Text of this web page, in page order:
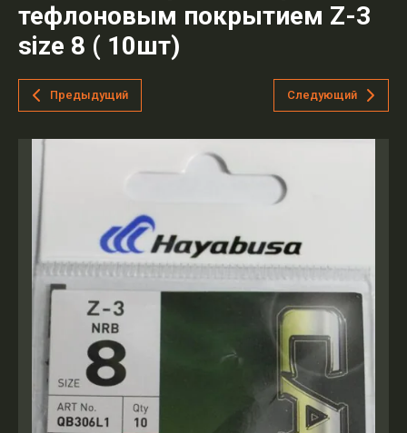
тефлоновым покрытием Z-3
size 8 ( 10шт)
Предыдущий Следующий